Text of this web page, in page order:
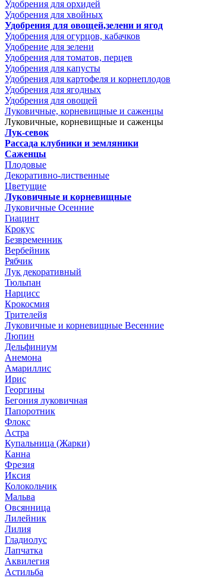
Удобрения для орхидей
Удобрения для хвойных
Удобрения для овощей,зелени и ягод
Удобрения для огурцов, кабачков
Удобрение для зелени
Удобрения для томатов, перцев
Удобрения для капусты
Удобрения для картофеля и корнеплодов
Удобрения для ягодных
Удобрения для овощей
Луковичные, корневищные и саженцы
Луковичные, корневищные и саженцы
Лук-севок
Рассада клубники и земляники
Саженцы
Плодовые
Декоративно-лиственные
Цветущие
Луковичные и корневищные
Луковичные Осенние
Гиацинт
Крокус
Безвременник
Вербейник
Рябчик
Лук декоративный
Тюльпан
Нарцисс
Крокосмия
Трителейя
Луковичные и корневищные Весенние
Люпин
Дельфиниум
Анемона
Амариллис
Ирис
Георгины
Бегония луковичная
Папоротник
Флокс
Астра
Купальница (Жарки)
Канна
Фрезия
Иксия
Колокольчик
Мальва
Овсянница
Лилейник
Лилия
Гладиолус
Лапчатка
Аквилегия
Астильба